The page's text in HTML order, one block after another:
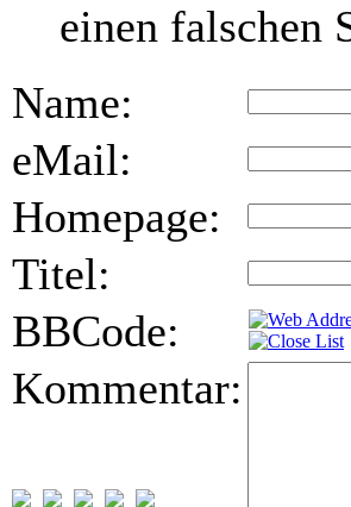
einen falschen
Name:
eMail:
Homepage:
Titel:
BBCode:
Kommentar: